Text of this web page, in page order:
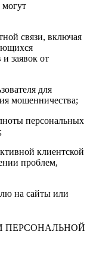
могут
связи, включая
заявок от
для
мошенничества;
персональных
клиентской
проблем,
на сайты или
ПЕРСОНАЛЬНОЙ